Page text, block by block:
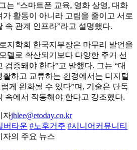
는 “스마트폰 교육, 영화 상영, 대화
활동이 아니라 고립을 줄이고 서로
속 관계 인프라”라고 설명했다.
지학회 한국지부장은 마무리 발언을
델로 확산되기보다 다양한 주거 선
검증돼야 한다”고 말했다. 그는 “대
하고 교류하는 환경에서는 디지털
게 완화될 수 있다”며, 기술은 단독
속에서 작동해야 한다고 강조했다.
자jhlee@etoday.co.kr
버타운 #노후거주 #시니어커뮤니티
자의 주요 뉴스